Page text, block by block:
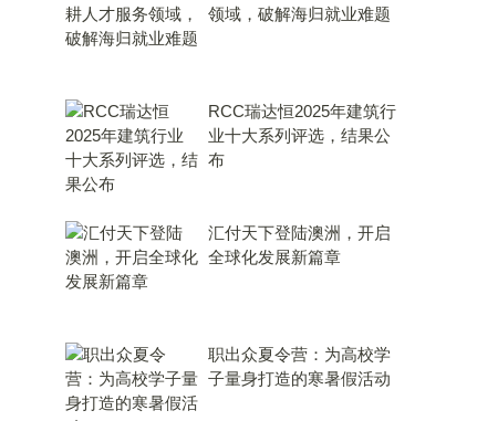
领域，破解海归就业难题
RCC瑞达恒2025年建筑行
业十大系列评选，结果公
布
汇付天下登陆澳洲，开启
全球化发展新篇章
职出众夏令营：为高校学
子量身打造的寒暑假活动